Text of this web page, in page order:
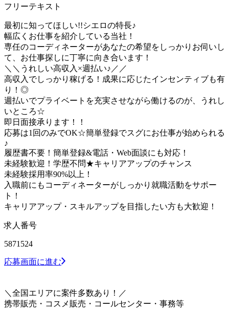
フリーテキスト
最初に知ってほしい!!シエロの特長♪
幅広くお仕事を紹介している当社！
専任のコーディネーターがあなたの希望をしっかりお伺いし
て、お仕事探しに丁寧に向き合います！
＼＼うれしい高収入×週払い♪／／
高収入でしっかり稼げる！成果に応じたインセンティブも有
り！◎
週払いでプライベートを充実させながら働けるのが、うれし
いところ☆
即日面接承ります！！
応募は1回のみでOK☆簡単登録でスグにお仕事が始められる
♪
履歴書不要！簡単登録&電話・Web面談にも対応！
未経験歓迎！学歴不問★キャリアアップのチャンス
未経験採用率90%以上！
入職前にもコーディネーターがしっかり就職活動をサポー
ト！
キャリアアップ・スキルアップを目指したい方も大歓迎！
求人番号
5871524
応募画面に進む
＼全国エリアに案件多数あり！／
携帯販売・コスメ販売・コールセンター・事務等